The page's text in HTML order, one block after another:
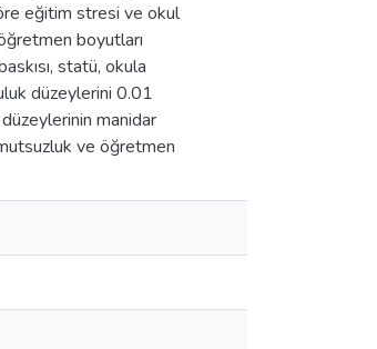
eğitim stresi ve okul
boyutları
statü, okula
düzeylerini 0.01
manidar
ve öğretmen